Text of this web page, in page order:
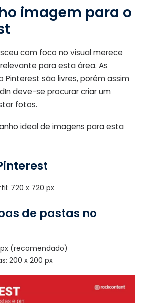
imagem para o
com foco no visual merece
para esta área. As
Pinterest são livres, porém assim
deve-se procurar criar um
fotos.
ideal de imagens para esta
720 x 720 px
de pastas no
px (recomendado)
200 x 200 px